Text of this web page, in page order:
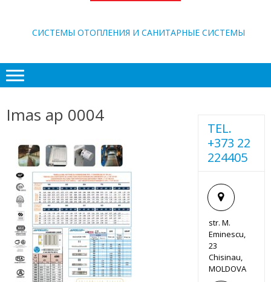
CИСТЕМЫ ОТОПЛЕНИЯ И САНИТАРНЫЕ СИСТЕМЫ
Imas ap 0004
TEL.
+373 22
224405
str. M.
Eminescu,
23
Chisinau,
MOLDOVA